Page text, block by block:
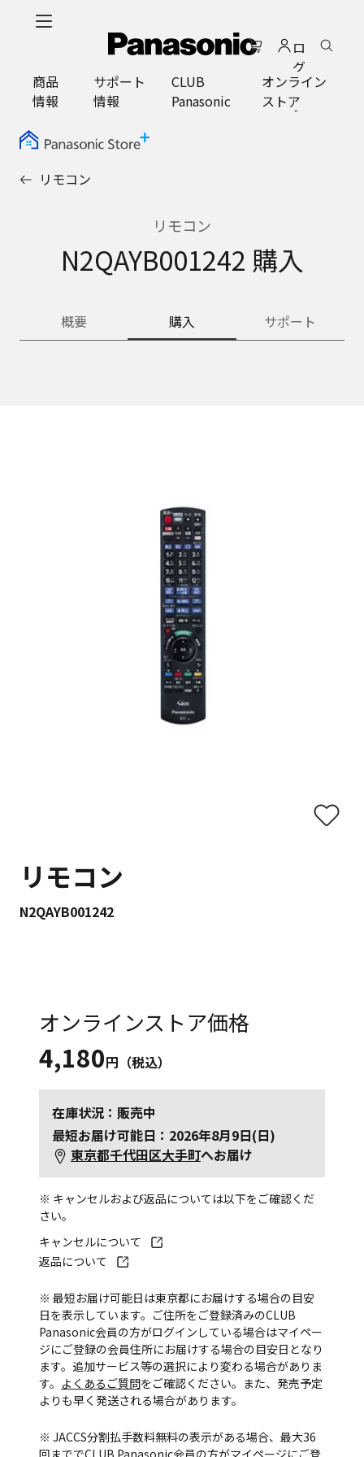
ロ
グ
イ
ン
商品
情報
サポート
情報
CLUB
Panasonic
オンライン
ストア
リモコン
リモコン
N2QAYB001242 購入
概要 購入 サポート
リモコン
N2QAYB001242
オンラインストア価格
4,180円（税込）
在庫状況：販売中
最短お届け可能日：2026年8月9日(日)
東京都千代田区大手町へお届け
※ キャンセルおよび返品については以下をご確認くだ
さい。
キャンセルについて
返品について
※ 最短お届け可能日は東京都にお届けする場合の目安
日を表示しています。ご住所をご登録済みのCLUB
Panasonic会員の方がログインしている場合はマイペー
ジにご登録の会員住所にお届けする場合の目安日となり
ます。追加サービス等の選択により変わる場合がありま
す。 よくあるご質問をご確認ください。また、発売予定
よりも早く発送される場合があります。
※ JACCS分割払手数料無料の表示がある場合、最大36
回まででCLUB Panasonic会員の方がマイページにご登